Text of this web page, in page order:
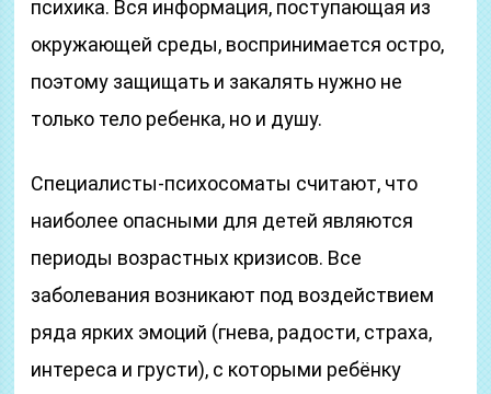
психика. Вся информация, поступающая из
окружающей среды, воспринимается остро,
поэтому защищать и закалять нужно не
только тело ребенка, но и душу.
Специалисты-психосоматы считают, что
наиболее опасными для детей являются
периоды возрастных кризисов. Все
заболевания возникают под воздействием
ряда ярких эмоций (гнева, радости, страха,
интереса и грусти), с которыми ребёнку